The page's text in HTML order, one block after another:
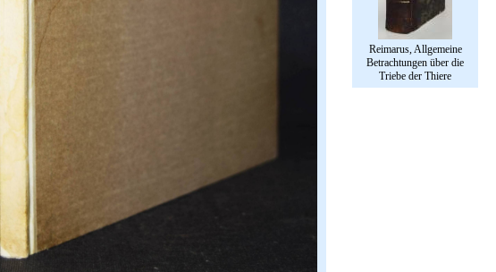
Reimarus, Allgemeine
Betrachtungen über die
Triebe der Thiere